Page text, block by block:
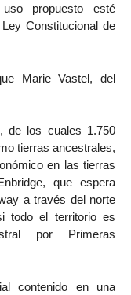
propuesto esté
Constitucional de
Marie Vastel, del
de los cuales 1.750
tierras ancestrales,
en las tierras
que espera
a través del norte
todo el territorio es
por Primeras
contenido en una